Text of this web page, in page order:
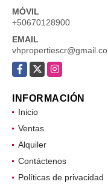
MÓVIL
+50670128900
EMAIL
Facebook
X Instagram
INFORMACIÓN
Inicio
Ventas
Alquiler
Contáctenos
Políticas de privacidad